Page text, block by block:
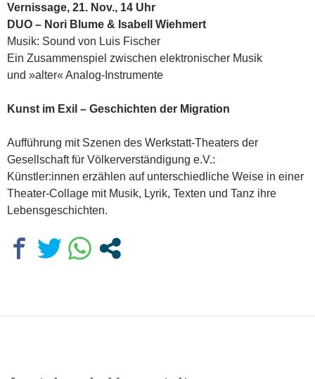
Vernissage, 21. Nov., 14 Uhr
DUO – Nori Blume & Isabell Wiehmert
Musik: Sound von Luis Fischer
Ein Zusammenspiel zwischen elektronischer Musik
und »alter« Analog-Instrumente
Kunst im Exil – Geschichten der Migration
Aufführung mit Szenen des Werkstatt-Theaters der
Gesellschaft für Völkerverständigung e.V.:
Künstler:innen erzählen auf unterschiedliche Weise in einer
Theater-Collage mit Musik, Lyrik, Texten und Tanz ihre
Lebensgeschichten.